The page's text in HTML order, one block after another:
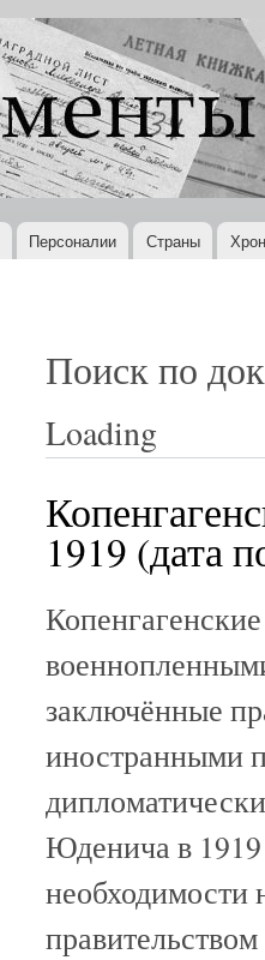
Персоналии Страны
Поиск по
Loading
1919 (дата
заключённые
иностранными
Юденича в
необходимости